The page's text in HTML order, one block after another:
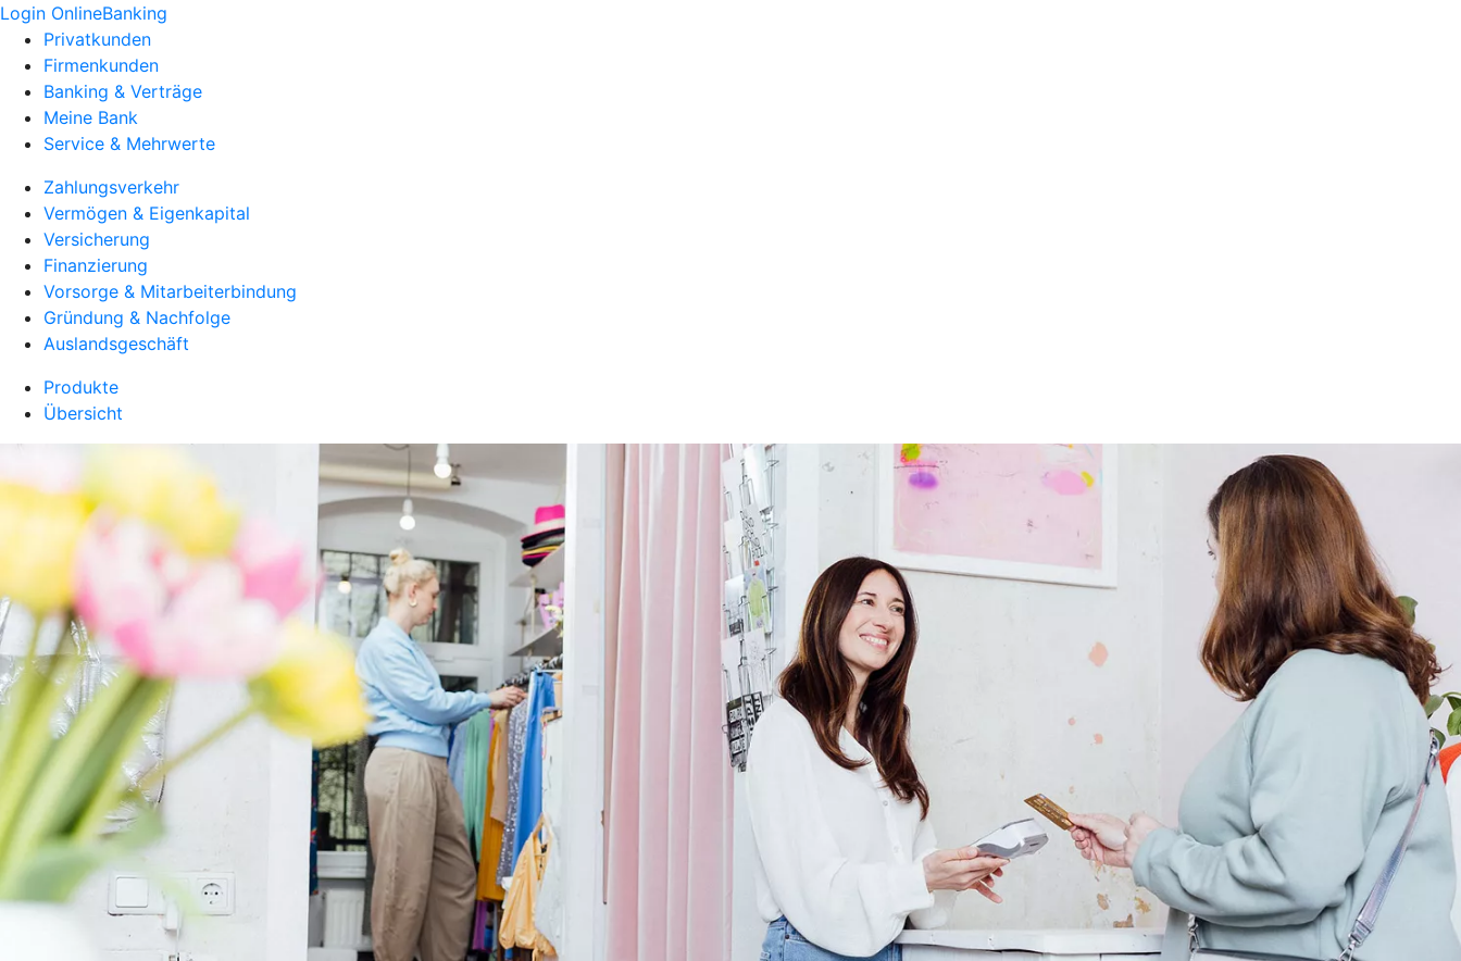
Login OnlineBanking
Privatkunden
Firmenkunden
Banking & Verträge
Meine Bank
Service & Mehrwerte
Zahlungsverkehr
Vermögen & Eigenkapital
Versicherung
Finanzierung
Vorsorge & Mitarbeiterbindung
Gründung & Nachfolge
Auslandsgeschäft
Produkte
Übersicht